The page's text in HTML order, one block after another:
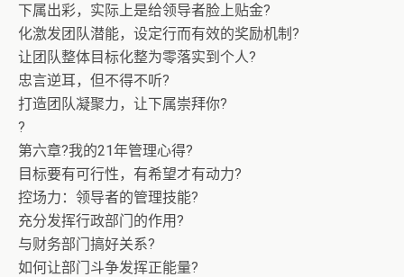
下属出彩，实际上是给领导者脸上贴金?
化激发团队潜能，设定行而有效的奖励机制?
让团队整体目标化整为零落实到个人?
忠言逆耳，但不得不听?
打造团队凝聚力，让下属崇拜你?
?
第六章?我的21年管理心得?
目标要有可行性，有希望才有动力?
控场力：领导者的管理技能?
充分发挥行政部门的作用?
与财务部门搞好关系?
如何让部门斗争发挥正能量?